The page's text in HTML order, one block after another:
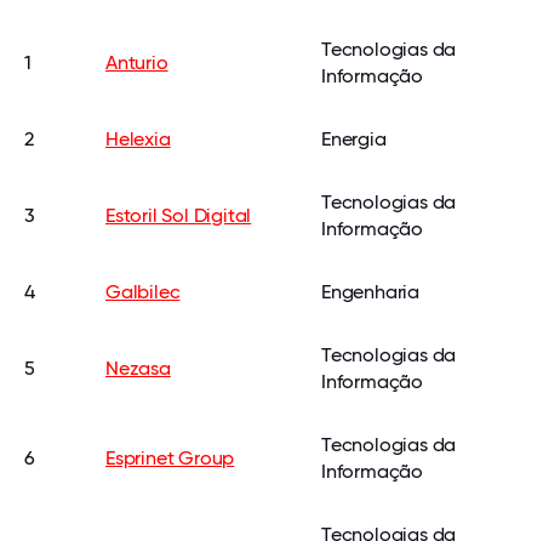
1 Anturio
Tecnologias da
Informação
2 Helexia Energia
3 Estoril Sol Digital
Tecnologias da
Informação
4 Galbilec Engenharia
5 Nezasa
Tecnologias da
Informação
6 Esprinet Group
Tecnologias da
Informação
Tecnologias da